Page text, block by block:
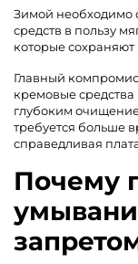
Зимой необходимо
средств в пользу
которые
Главный
кремовые
глубоким
требуется больше
справедливая
Почему